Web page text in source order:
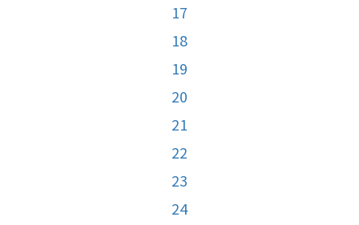
17
18
19
20
21
22
23
24